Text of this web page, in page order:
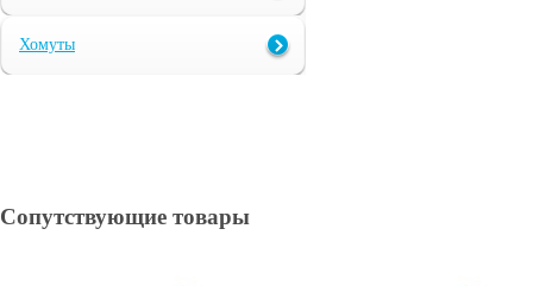
Хомуты
Сопутствующие товары